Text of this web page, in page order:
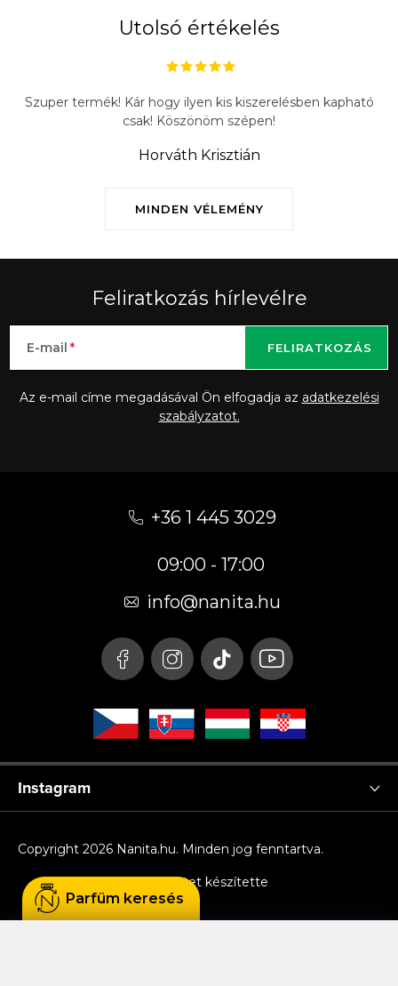
Utolsó értékelés
MINDEN VÉLEMÉNY
Szuper termék! Kár hogy ilyen kis kiszerelésben kapható
csak! Köszönöm szépen!
Horváth Krisztián
Feliratkozás hírlevélre
E-mail
Az e-mail címe megadásával Ön elfogadja az adatkezelési
szabályzatot.
FELIRATKOZÁS
+36 1 445 3029
09:00 - 17:00
info@nanita.hu
Instagram
Shoptet készítette
Copyright 2026 Nanita.hu. Minden jog fenntartva.
Parfüm keresés